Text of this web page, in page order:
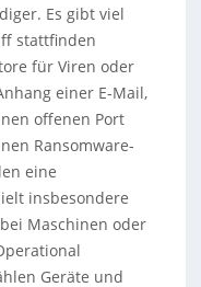
Es gibt viel
stattfinden
für Viren oder
einer E-Mail,
offenen Port
Ransomware-
eine
insbesondere
Maschinen oder
Geräte und